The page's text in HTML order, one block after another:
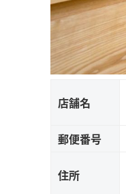
店舗名
郵便番号
住所